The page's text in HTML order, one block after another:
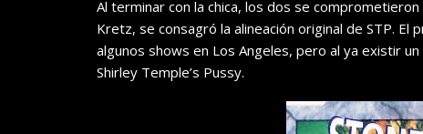
Al terminar con la chica, los dos se
Kretz, se consagró la alineación original de STP.
algunos shows en Los Angeles, pero al ya existir
Shirley Temple’s Pussy.